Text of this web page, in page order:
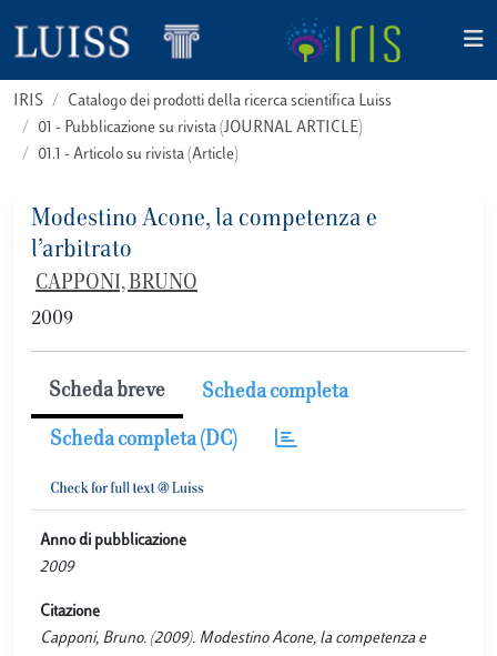
IRIS
Catalogo dei prodotti della ricerca scientifica Luiss
01 - Pubblicazione su rivista (JOURNAL ARTICLE)
01.1 - Articolo su rivista (Article)
Modestino Acone, la competenza e
l’arbitrato
CAPPONI, BRUNO
2009
Scheda breve Scheda completa
Scheda completa (DC)
Anno di pubblicazione
2009
Citazione
Capponi, Bruno. (2009). Modestino Acone, la competenza e